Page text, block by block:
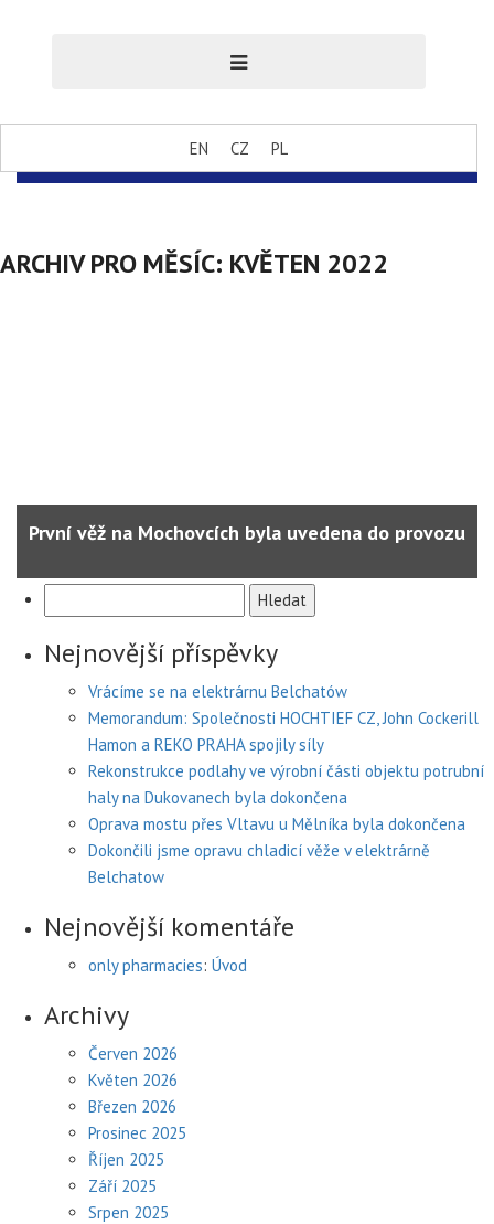
EN CZ PL
ARCHIV PRO MĚSÍC: KVĚTEN 2022
První věž na Mochovcích byla uvedena do provozu
Nejnovější příspěvky
Vrácíme se na elektrárnu Belchatów
Memorandum: Společnosti HOCHTIEF CZ, John Cockerill
Hamon a REKO PRAHA spojily síly
Rekonstrukce podlahy ve výrobní části objektu potrubní
haly na Dukovanech byla dokončena
Oprava mostu přes Vltavu u Mělníka byla dokončena
Dokončili jsme opravu chladicí věže v elektrárně
Belchatow
Nejnovější komentáře
only pharmacies: Úvod
Archivy
Červen 2026
Květen 2026
Březen 2026
Prosinec 2025
Říjen 2025
Září 2025
Srpen 2025